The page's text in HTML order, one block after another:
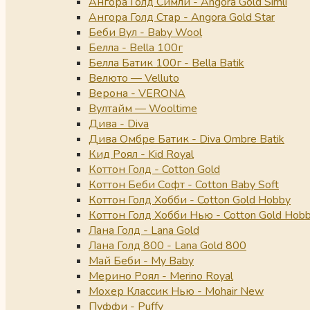
Ангора Голд Стар - Angora Gold Star
Беби Вул - Baby Wool
Белла - Bella 100г
Белла Батик 100г - Bella Batik
Велюто — Velluto
Верона - VERONA
Вултайм — Wooltime
Дива - Diva
Дива Омбре Батик - Diva Ombre Batik
Кид Роял - Kid Royal
Коттон Голд - Cotton Gold
Коттон Беби Софт - Cotton Baby Soft
Коттон Голд Хобби - Cotton Gold Hobby
Коттон Голд Хобби Нью - Cotton Gold
Лана Голд - Lana Gold
Лана Голд 800 - Lana Gold 800
Май Беби - My Baby
Мерино Роял - Merino Royal
Мохер Классик Нью - Mohair New
Пуффи - Puffy